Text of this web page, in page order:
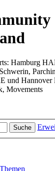
Hamburg
und Hannover
Movements
Suche